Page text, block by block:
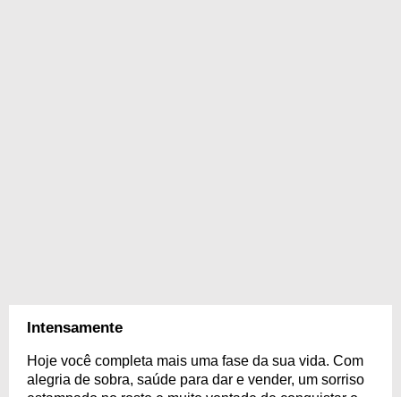
Intensamente
Hoje você completa mais uma fase da sua vida. Com
alegria de sobra, saúde para dar e vender, um sorriso